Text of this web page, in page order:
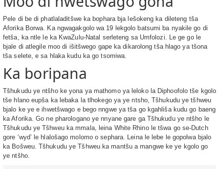
Pele di be di phatlaladitšwe ka bophara bja lešokeng ka dileteng tša
Aforika Borwa. Ka ngwagakgolo wa 19 lekgolo batsumi ba nyakile go di
fetša, ka ntle le ka KwaZulu-Natal serleteng sa Umfolozi. Le ge go le
bjale di atlegile moo di išitšwego gape ka dikarolong tša hlago ya tšona
tša selete, e sa hlaka kudu ka go tsomiwa.
Ka boripana
Tšhukudu ye ntšho ke yona ya mathomo ya leloko la Diphoofolo tše kgolo
tše hlano eupša ka lebaka la tlhokego ya ye ntsho, Tšhukudu ye tšhweu
bjalo ke ye e ihwetšwago e bego nngwe ya tša go kgahliša kudu go baeng
ka Aforika. Go ne pharologano ye nnyane gare ga Tšhukudu ye ntšho le
Tšhukudu ye Tšhweu ka mmala, leina White Rhino le tšwa go se-Dutch
gore ‘wyd’ le hlalošago molomo o sephara. Leina le lebe le gopolwa bjalo
ka Bošweu. Tšhukudu ye Tšhweu ka mantšu a mangwe ke ye kgolo go
ye ntšho.